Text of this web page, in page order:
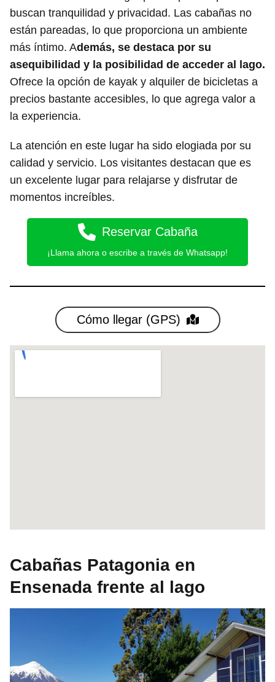
buscan tranquilidad y privacidad. Las cabañas no
están pareadas, lo que proporciona un ambiente
más íntimo. Además, se destaca por su
asequibilidad y la posibilidad de acceder al lago.
Ofrece la opción de kayak y alquiler de bicicletas a
precios bastante accesibles, lo que agrega valor a
la experiencia.
La atención en este lugar ha sido elogiada por su
calidad y servicio. Los visitantes destacan que es
un excelente lugar para relajarse y disfrutar de
momentos increíbles.
Reservar Cabaña
¡Llama ahora o escribe a través de Whatsapp!
Cómo llegar (GPS)
Cabañas Patagonia en
Ensenada frente al lago